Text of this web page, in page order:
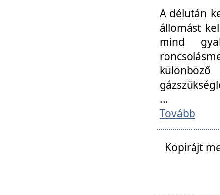
A délután
állomást
mind
...
Tovább
Kopirájt